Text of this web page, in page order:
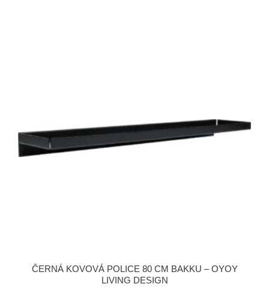
ČERNÁ KOVOVÁ POLICE 80 CM BAKKU – OYOY
LIVING DESIGN